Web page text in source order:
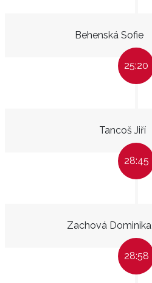
Behenská Sofie
25:20
Tancoš Jiří
28:45
Zachová Dominika
28:58